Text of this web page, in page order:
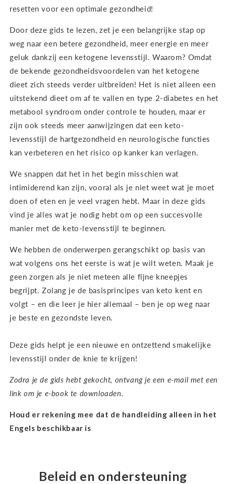
resetten voor een optimale gezondheid!
Door deze gids te lezen, zet je een belangrijke stap op
weg naar een betere gezondheid, meer energie en meer
geluk dankzij een ketogene levensstijl. Waarom? Omdat
de bekende gezondheidsvoordelen van het ketogene
dieet zich steeds verder uitbreiden! Het is niet alleen een
uitstekend dieet om af te vallen en type 2-diabetes en het
metabool syndroom onder controle te houden, maar er
zijn ook steeds meer aanwijzingen dat een keto-
levensstijl de hartgezondheid en neurologische functies
kan verbeteren en het risico op kanker kan verlagen.
We snappen dat het in het begin misschien wat
intimiderend kan zijn, vooral als je niet weet wat je moet
doen of eten en je veel vragen hebt. Maar in deze gids
vind je alles wat je nodig hebt om op een succesvolle
manier met de keto-levensstijl te beginnen.
We hebben de onderwerpen gerangschikt op basis van
wat volgens ons het eerste is wat je wilt weten. Maak je
geen zorgen als je niet meteen alle fijne kneepjes
begrijpt. Zolang je de basisprincipes van keto kent en
volgt – en die leer je hier allemaal – ben je op weg naar
je beste en gezondste leven.
Deze gids helpt je een nieuwe en ontzettend smakelijke
levensstijl onder de knie te krijgen!
Zodra je de gids hebt gekocht, ontvang je een e-mail met een
link om je e-book te downloaden.
Houd er rekening mee dat de handleiding alleen in het
Engels beschikbaar is
Beleid en ondersteuning